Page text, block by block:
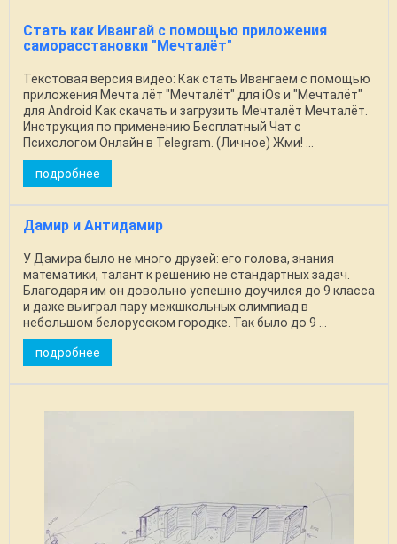
Cтать как Ивангай с помощью приложения
саморасстановки "Мечталёт"
Текстовая версия видео: Как стать Ивангаем с помощью
приложения Мечта лёт "Мечталёт" для iOs и "Мечталёт"
для Android Как скачать и загрузить Мечталёт Мечталёт.
Инструкция по применению Бесплатный Чат с
Психологом Онлайн в Telegram. (Личное) Жми! ...
подробнее
Дамир и Антидамир
У Дамира было не много друзей: его голова, знания
математики, талант к решению не стандартных задач.
Благодаря им он довольно успешно доучился до 9 класса
и даже выиграл пару межшкольных олимпиад в
небольшом белорусском городке. Так было до 9 ...
подробнее